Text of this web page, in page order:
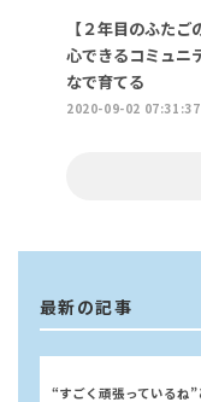
【２年目のふたご
心できるコミュニ
なで育てる
2020-09-02 07:31:37
最新の記事
“すごく頑張っているね”